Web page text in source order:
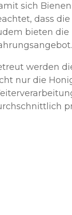
sich
dass
bieten die
werden
nur die